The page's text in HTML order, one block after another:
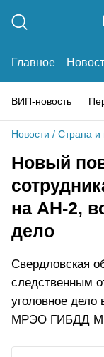
Главное
ВИП-новость
Новости / Страна и
Новый
на АН-2,
дело
Свердловская
следственным
уголовное дело
МРЭО ГИБДД